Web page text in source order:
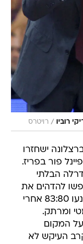
רוביו / רויטרס
ישחזרו
בפיינל פור בפריז.
הבלתי
להדהים את
אירופה והיו קרובים קרובים, אך נכנעו 83:80 אחרי
ומרתק.
המקום
העיקש לא